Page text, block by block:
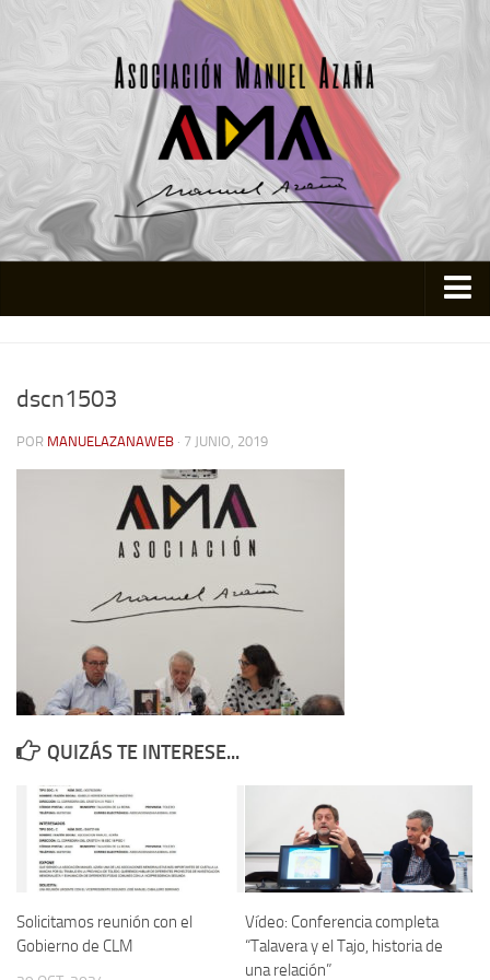
Actividades
Memoria Histórica
Investigación previa de la represión en Talavera de la Reina (1937-
1947).
Informe Represión en Toledo 1936-1947 | Buscador
Informe de la fosa de abril de 1939 de Tembleque
Personajes republicanos
Izquierda Republicana. Agrupaciones y Militantes (1934-1939)
Izquierda Republicana. Navarra
Izquierda Republicana. Galicia
Textos esenciales del republicanismo
dscn1503
POR MANUELAZANAWEB · 7 JUNIO, 2019
QUIZÁS TE INTERESE...
Solicitamos reunión con el
Gobierno de CLM
Vídeo: Conferencia completa
“Talavera y el Tajo, historia de
una relación”